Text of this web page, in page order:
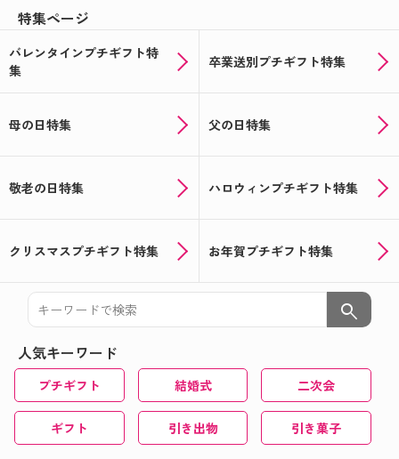
特集ページ
バレンタインプチギフト特
集
卒業送別プチギフト特集
母の日特集 父の日特集
敬老の日特集 ハロウィンプチギフト特集
クリスマスプチギフト特集 お年賀プチギフト特集
search
人気キーワード
プチギフト 結婚式 二次会
ギフト 引き出物 引き菓子